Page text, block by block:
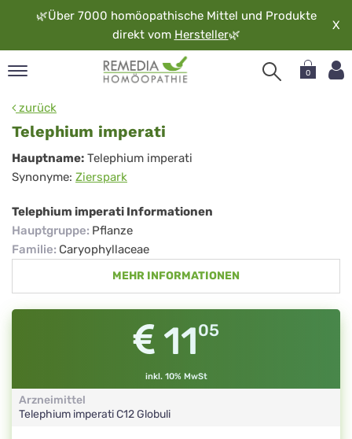
🌿Über 7000 homöopathische Mittel und Produkte
direkt vom Hersteller🌿
X
0
zurück
Telephium imperati
Telephium
imperati
Hauptname: Telephium imperati
Synonyme: Zierspark
Telephium imperati Informationen
Hauptgruppe: Pflanze
Familie: Caryophyllaceae
MEHR INFORMATIONEN
1105
inkl. 10% MwSt
Arzneimittel
Telephium imperatiC12Globuli